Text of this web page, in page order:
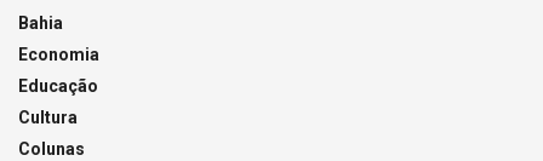
Bahia
Economia
Educação
Cultura
Colunas